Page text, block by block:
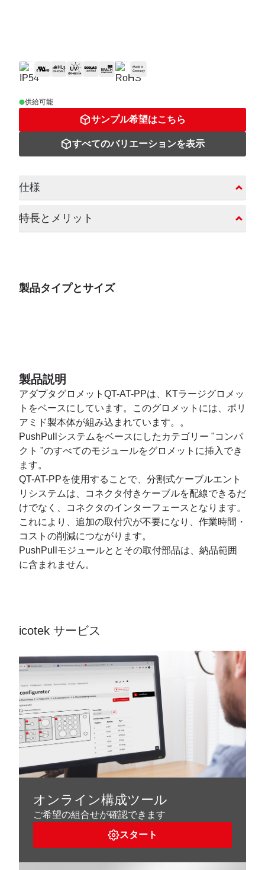
供給可能
サンプル希望はこちら
すべてのバリエーションを表示
仕様
特⻑とメリット
製品タイプとサイズ
製品説明
アダプタグロメットQT-AT-PPは、KTラージグロメッ
トをベースにしています。このグロメットには、ポリ
アミド製本体が組み込まれています。。
PushPullシステムをベースにしたカテゴリー "コンパ
クト "のすべてのモジュールをグロメットに挿入でき
ます。
QT-AT-PPを使用することで、分割式ケーブルエント
リシステムは、コネクタ付きケーブルを配線できるだ
けでなく、コネクタのインターフェースとなります。
これにより、追加の取付穴が不要になり、作業時間・
コストの削減につながります。
PushPullモジュールととその取付部品は、納品範囲
に含まれません。
icotek サービス
オンライン構成ツール
ご希望の組合せが確認できます
スタート